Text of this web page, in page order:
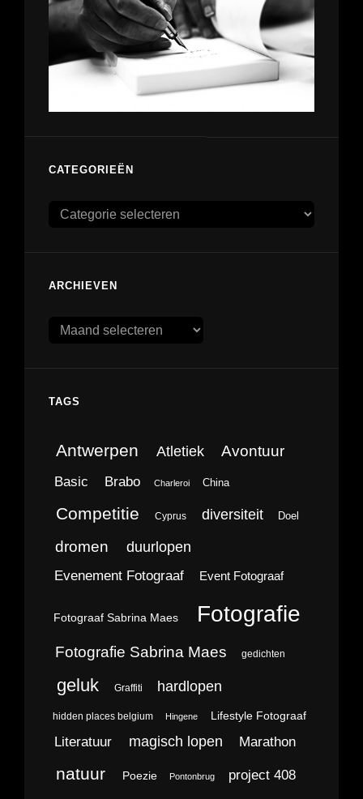
CATEGORIEËN
Categorieën
ARCHIEVEN
Archieven
TAGS
Antwerpen Atletiek Avontuur
Basic Brabo Charleroi China
Competitie Cyprus diversiteit Doel
dromen duurlopen
Evenement Fotograaf Event Fotograaf
Fotograaf Sabrina Maes Fotografie
Fotografie Sabrina Maes gedichten
geluk Graffiti hardlopen
hidden places belgium Hingene Lifestyle Fotograaf
Literatuur magisch lopen Marathon
natuur Poezie Pontonbrug project 408